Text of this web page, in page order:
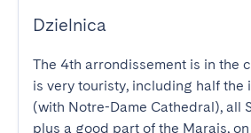
Dzielnica
The 4th arrondissement is in the
is very touristy, including half the
(with Notre-Dame Cathedral), all
plus a good part of the Marais,